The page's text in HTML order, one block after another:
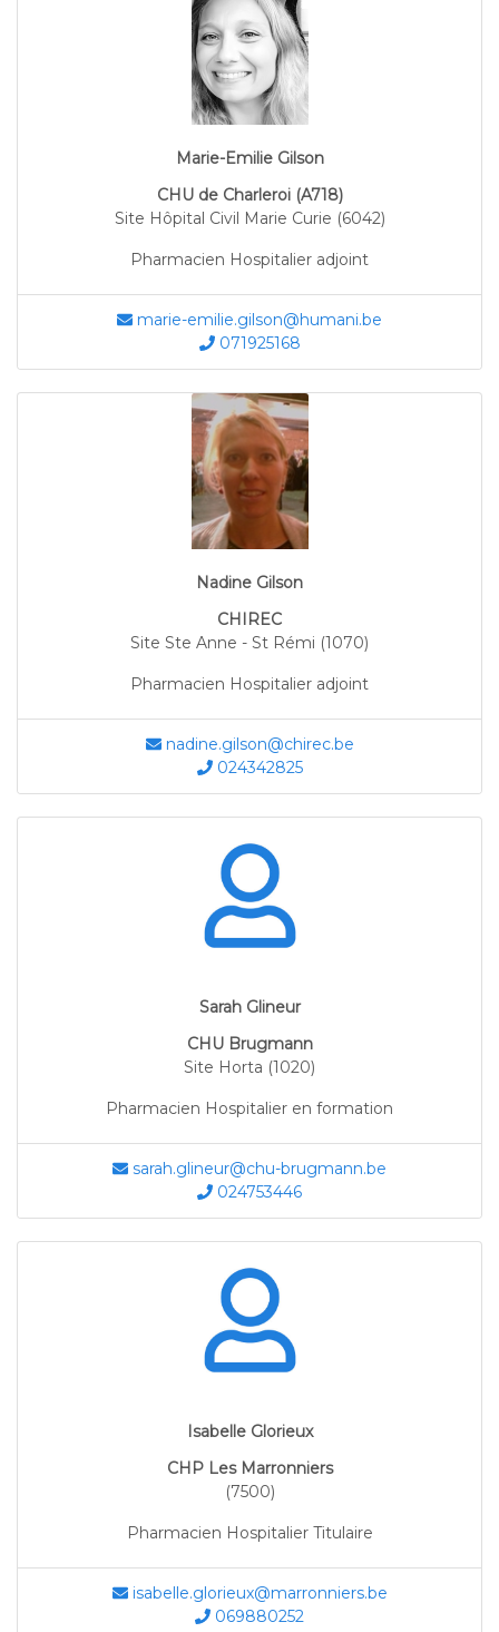
Marie-Emilie Gilson
CHU de Charleroi (A718)
Site Hôpital Civil Marie Curie (6042)
Pharmacien Hospitalier adjoint
marie-emilie.gilson@humani.be
071925168
Nadine Gilson
CHIREC
Site Ste Anne - St Rémi (1070)
Pharmacien Hospitalier adjoint
nadine.gilson@chirec.be
024342825
Sarah Glineur
CHU Brugmann
Site Horta (1020)
Pharmacien Hospitalier en formation
sarah.glineur@chu-brugmann.be
024753446
Isabelle Glorieux
CHP Les Marronniers
(7500)
Pharmacien Hospitalier Titulaire
isabelle.glorieux@marronniers.be
069880252